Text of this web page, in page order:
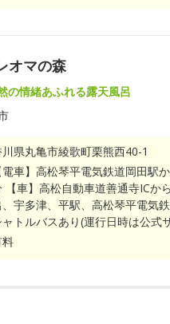
オマの森
の情緒あふれる露天風呂
県丸亀市綾歌町栗熊西40-1
電車】高松琴平電気鉄道岡田駅
【車】高松自動車道善通寺ICか
、宇多津、平駅、高松琴平電気
ャトルバスあり(運行日時は公式
料